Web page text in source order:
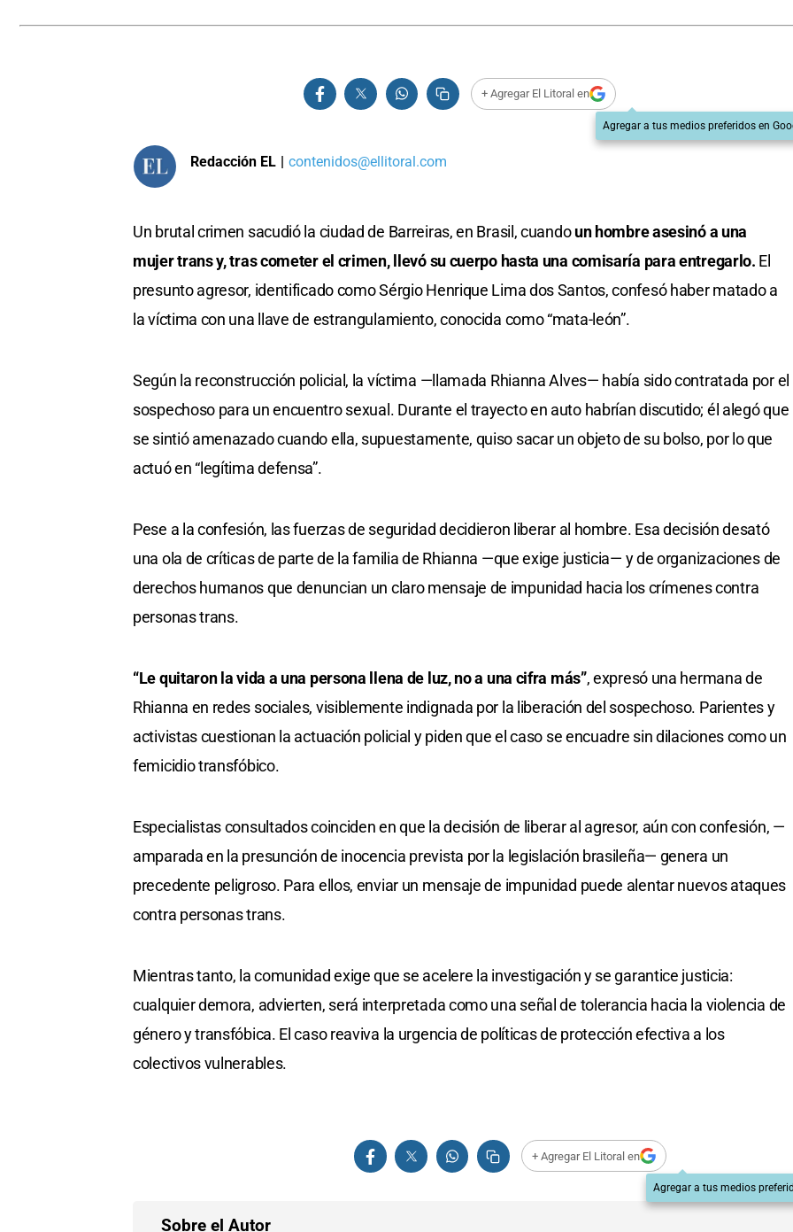
+ Agregar El Litoral en
Agregar a tus medios preferidos en
Redacción EL | contenidos@ellitoral.com
Un brutal crimen sacudió la ciudad de Barreiras, en Brasil, cuandoun hombre asesinó a una
mujer trans y, tras cometer el crimen, llevó su cuerpo hasta una comisaría para entregarlo. El
presunto agresor, identificado como Sérgio Henrique Lima dos Santos, confesó haber matado a
la víctima con una llave de estrangulamiento, conocida como “mata-león”.
Según la reconstrucción policial, la víctima —llamada Rhianna Alves— había sido contratada por el
sospechoso para un encuentro sexual. Durante el trayecto en auto habrían discutido; él alegó que
se sintió amenazado cuando ella, supuestamente, quiso sacar un objeto de su bolso, por lo que
actuó en “legítima defensa”.
Pese a la confesión, las fuerzas de seguridad decidieron liberar al hombre. Esa decisión desató
una ola de críticas de parte de la familia de Rhianna —que exige justicia— y de organizaciones de
derechos humanos que denuncian un claro mensaje de impunidad hacia los crímenes contra
personas trans.
“Le quitaron la vida a una persona llena de luz, no a una cifra más”, expresó una hermana de
Rhianna en redes sociales, visiblemente indignada por la liberación del sospechoso. Parientes y
activistas cuestionan la actuación policial y piden que el caso se encuadre sin dilaciones como un
femicidio transfóbico.
Especialistas consultados coinciden en que la decisión de liberar al agresor, aún con confesión, —
amparada en la presunción de inocencia prevista por la legislación brasileña— genera un
precedente peligroso. Para ellos, enviar un mensaje de impunidad puede alentar nuevos ataques
contra personas trans.
Mientras tanto, la comunidad exige que se acelere la investigación y se garantice justicia:
cualquier demora, advierten, será interpretada como una señal de tolerancia hacia la violencia de
género y transfóbica. El caso reaviva la urgencia de políticas de protección efectiva a los
colectivos vulnerables.
+ Agregar El Litoral en
Agregar a tus medios
Sobre el Autor